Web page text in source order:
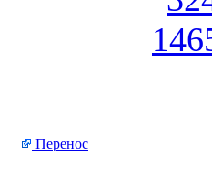
Перенос